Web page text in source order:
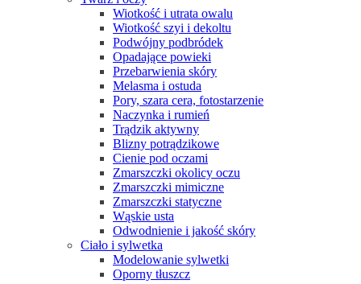
Wiotkość i utrata owalu
Wiotkość szyi i dekoltu
Podwójny podbródek
Opadające powieki
Przebarwienia skóry
Melasma i ostuda
Pory, szara cera, fotostarzenie
Naczynka i rumień
Trądzik aktywny
Blizny potrądzikowe
Cienie pod oczami
Zmarszczki okolicy oczu
Zmarszczki mimiczne
Zmarszczki statyczne
Wąskie usta
Odwodnienie i jakość skóry
Ciało i sylwetka
Modelowanie sylwetki
Oporny tłuszcz